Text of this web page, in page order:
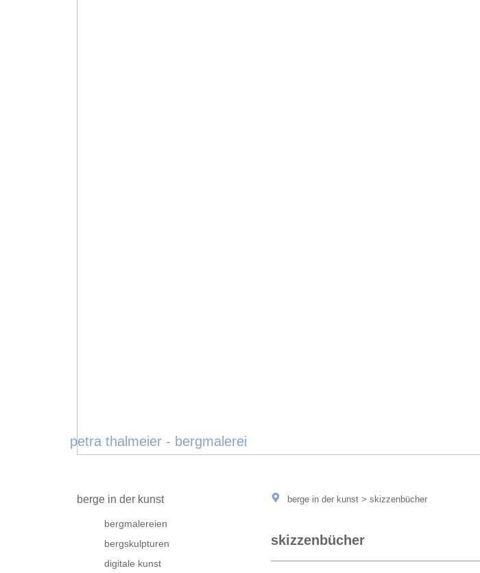
petra thalmeier - bergmalerei
berge in der kunst
bergmalereien
bergskulpturen
digitale kunst
berge in der kunst > skizzenbücher
skizzenbücher